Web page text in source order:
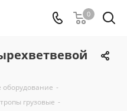
0
оборудование -
грузовые -